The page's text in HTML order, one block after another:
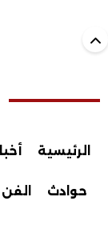
الرئيسية
حوادث الفن